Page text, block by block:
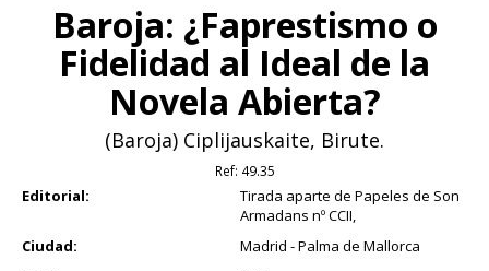
Baroja: ¿Faprestismo o
Fidelidad al Ideal de la
Novela Abierta?
(Baroja) Ciplijauskaite, Birute.
Ref: 49.35
Editorial:
Tirada aparte de Papeles de Son
Armadans nº CCII,
Ciudad:
Madrid - Palma de Mallorca